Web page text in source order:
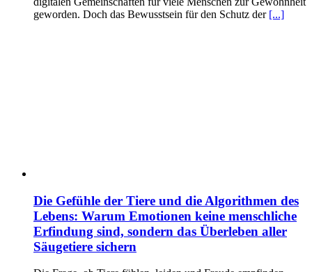
geworden. Doch das Bewusstsein für den Schutz der [...]
Die Gefühle der Tiere und die Algorithmen des
Lebens: Warum Emotionen keine menschliche
Erfindung sind, sondern das Überleben aller
Säugetiere sichern